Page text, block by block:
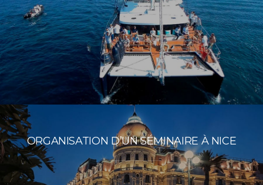
ORGANISATION D’UN SÉMINAIRE À NICE